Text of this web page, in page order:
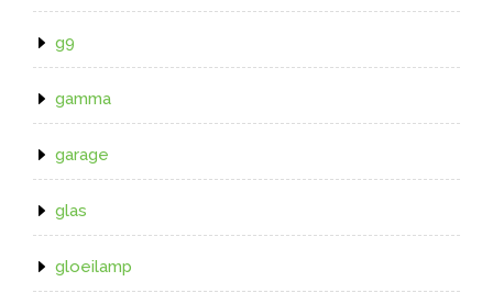
g9
gamma
garage
glas
gloeilamp